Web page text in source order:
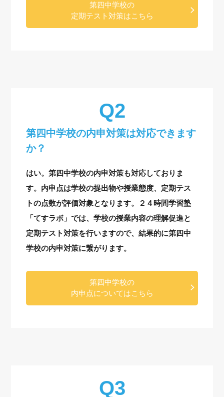
第四中学校の
定期テスト対策はこちら
第四中学校の内申対策は対応できます
か？
はい。第四中学校の内申対策も対応しておりま
す。内申点は学校の提出物や授業態度、定期テス
トの点数が評価対象となります。２４時間学習塾
「てすラボ」では、学校の授業内容の理解促進と
定期テスト対策を行いますので、結果的に第四中
学校の内申対策に繋がります。
第四中学校の
内申点についてはこちら